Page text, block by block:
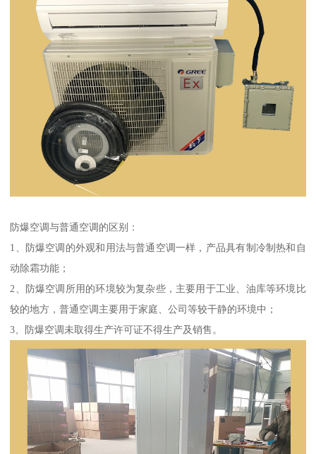
防爆空调与普通空调的区别：
1、防爆空调的外观和用法与普通空调一样，产品具有制冷制热和自
动除霜功能；
2、防爆空调所用的环境较为复杂些，主要用于工业、油库等环境比
较的地方，普通空调主要用于家庭、公司等较干静的环境中；
3、防爆空调未取得生产许可证不得生产及销售。